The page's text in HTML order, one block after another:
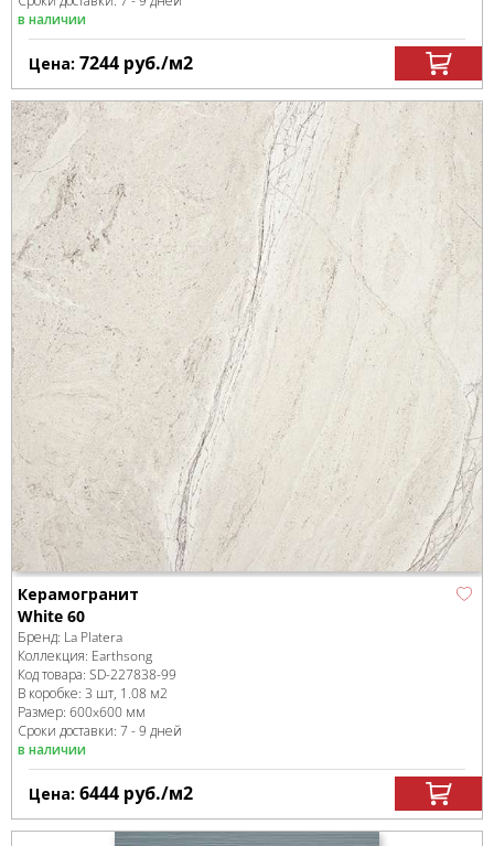
в наличии
Цена: 7244 руб./м2
Керамогранит
White 60
Бренд: La Platera
Коллекция: Earthsong
Код товара: SD-227838-99
В коробке: 3 шт, 1.08 м2
Размер: 600x600 мм
Сроки доставки: 7 - 9 дней
в наличии
Цена: 6444 руб./м2